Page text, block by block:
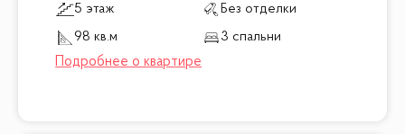
5 этаж
Без отделки
98 кв.м
3 спальни